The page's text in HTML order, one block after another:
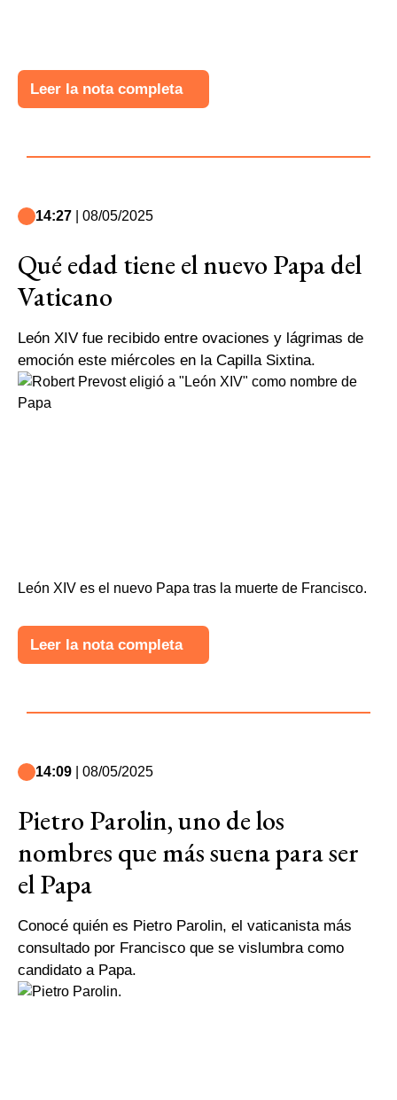
Leer la nota completa
14:27 | 08/05/2025
Qué edad tiene el nuevo Papa del
Vaticano
León XIV fue recibido entre ovaciones y lágrimas de
emoción este miércoles en la Capilla Sixtina.
León XIV es el nuevo Papa tras la muerte de Francisco.
Leer la nota completa
14:09 | 08/05/2025
Pietro Parolin, uno de los
nombres que más suena para ser
el Papa
Conocé quién es Pietro Parolin, el vaticanista más
consultado por Francisco que se vislumbra como
candidato a Papa.